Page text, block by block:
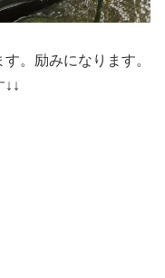
。励みになります。